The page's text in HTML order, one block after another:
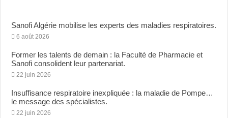
Sanofi Algérie mobilise les experts des maladies respiratoires.
6 août 2026
Former les talents de demain : la Faculté de Pharmacie et
Sanofi consolident leur partenariat.
22 juin 2026
Insuffisance respiratoire inexpliquée : la maladie de Pompe…
le message des spécialistes.
22 juin 2026